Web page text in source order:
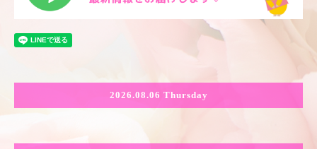
2026.08.06 Thursday